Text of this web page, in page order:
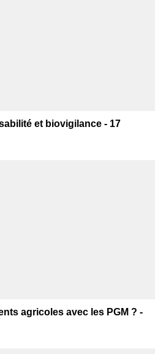
et biovigilance - 17
agricoles avec les PGM ? -